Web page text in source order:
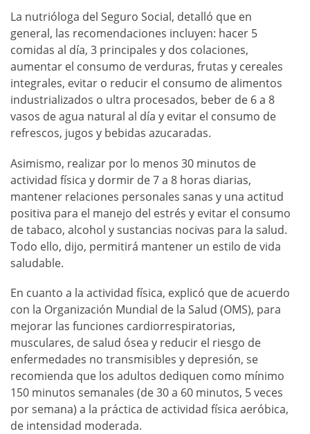
La nutrióloga del Seguro Social, detalló que en
general, las recomendaciones incluyen: hacer 5
comidas al día, 3 principales y dos colaciones,
aumentar el consumo de verduras, frutas y cereales
integrales, evitar o reducir el consumo de alimentos
industrializados o ultra procesados, beber de 6 a 8
vasos de agua natural al día y evitar el consumo de
refrescos, jugos y bebidas azucaradas.
Asimismo, realizar por lo menos 30 minutos de
actividad física y dormir de 7 a 8 horas diarias,
mantener relaciones personales sanas y una actitud
positiva para el manejo del estrés y evitar el consumo
de tabaco, alcohol y sustancias nocivas para la salud.
Todo ello, dijo, permitirá mantener un estilo de vida
saludable.
En cuanto a la actividad física, explicó que de acuerdo
con la Organización Mundial de la Salud (OMS), para
mejorar las funciones cardiorrespiratorias,
musculares, de salud ósea y reducir el riesgo de
enfermedades no transmisibles y depresión, se
recomienda que los adultos dediquen como mínimo
150 minutos semanales (de 30 a 60 minutos, 5 veces
por semana) a la práctica de actividad física aeróbica,
de intensidad moderada.